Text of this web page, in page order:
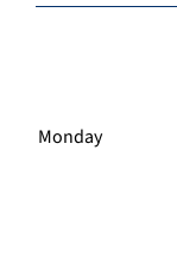
Monday